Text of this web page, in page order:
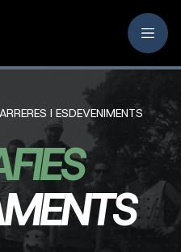
I ESDEVENIMENTS